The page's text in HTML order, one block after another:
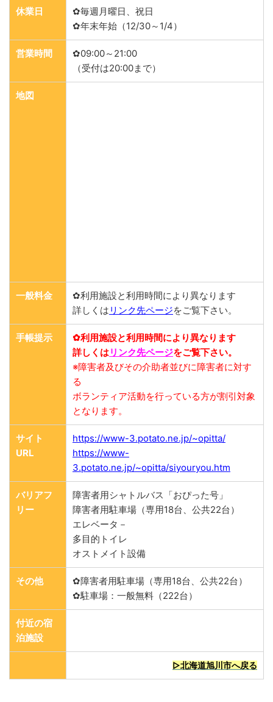
休業日
✿毎週月曜日、祝日
✿年末年始（12/30～1/4）
営業時間
✿09:00～21:00
（受付は20:00まで）
地図
一般料金
✿利用施設と利用時間により異なります
詳しくは リンク先ページをご覧下さい。
手帳提示
✿利用施設と利用時間により異なります
詳しくはリンク先ページをご覧下さい。
※障害者及びその介助者並びに障害者に対す
る
ボランティア活動を行っている方が割引対象
となります。
サイト
URL
https://www-3.potato.ne.jp/~opitta/
https://www-
3.potato.ne.jp/~opitta/siyouryou.htm
バリアフ
リー
障害者用シャトルバス「おぴった号」
障害者用駐車場（専用18台、公共22台）
エレベータ－
多目的トイレ
オストメイト設備
その他
✿障害者用駐車場（専用18台、公共22台）
✿駐車場：一般無料（222台）
付近の宿
泊施設
▷北海道旭川市へ戻る